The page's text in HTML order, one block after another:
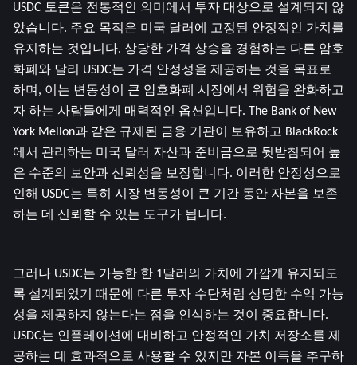
USDC 토큰은 전통적인 의미에서 투자 대상으로 설계되지 않
았습니다. 주요 목적은 미국 달러에 고정된 안정적인 가치를
유지하는 것입니다. 상당한 가격 상승을 경험하는 다른 암호
화폐와 달리 USDC는 가격 안정성을 제공하는 것을 목표로
하며, 이는 변동성이 큰 암호화폐 시장에서 위험을 완화하고
자 하는 사람들에게 매력적인 옵션입니다. The Bank of New
York Mellon과 같은 규제된 금융 기관이 보유하고 BlackRock
에서 관리하는 미국 달러 자산과 준비금으로 뒷받침되어 높
은 수준의 보안과 신뢰성을 보장합니다. 이러한 안정성으로
인해 USDC는 특히 시장 변동성이 큰 기간 동안 자본을 보존
하는 데 신뢰할 수 있는 도구가 됩니다.
그러나 USDC는 가능한 한 1달러의 가치에 가깝게 유지되도
록 설계되었기 때문에 다른 투자 수단처럼 상당한 수익 가능
성을 제공하지 않는다는 점을 인식하는 것이 중요합니다.
USDC는 인플레이션에 대비하고 안정적인 가치 저장소를 제
공하는 데 효과적으로 사용할 수 있지만 자본 이득을 추구하